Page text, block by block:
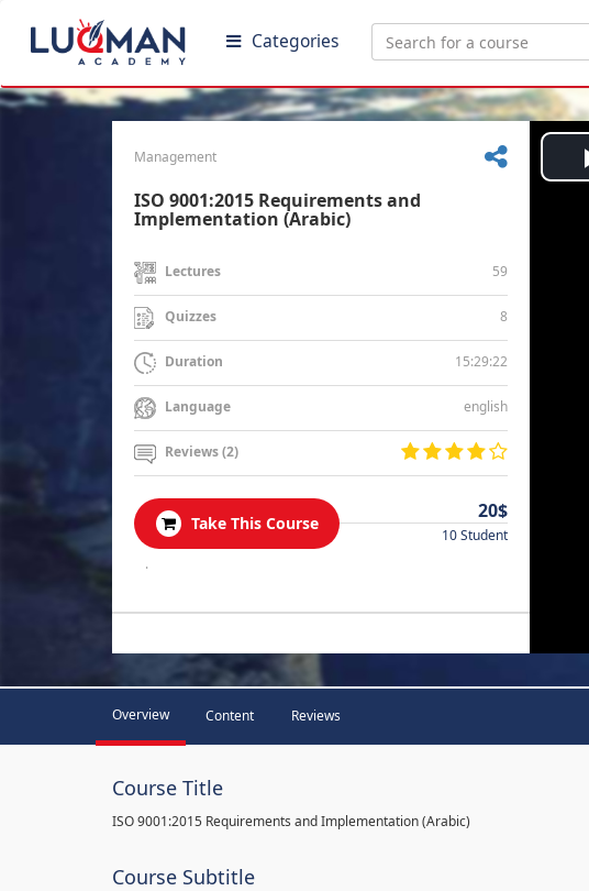
Categories
Management
ISO 9001:2015 Requirements and
Implementation (Arabic)
Lectures 59
Quizzes 8
Duration 15:29:22
Language english
Reviews (2)
Take This Course
20$
10 Student
.
Overview Content Reviews
Course Title
ISO 9001:2015 Requirements and Implementation (Arabic)
Course Subtitle